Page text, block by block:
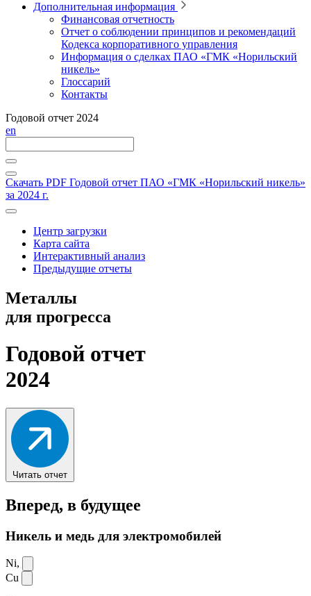
Дополнительная информация
Финансовая отчетность
Отчет о соблюдении принципов и рекомендаций
Кодекса корпоративного управления
Информация о сделках ПАО «ГМК «Норильский
никель»
Глоссарий
Контакты
Годовой отчет 2024
en
Скачать PDF Годовой отчет ПАО «ГМК «Норильский никель»
за 2024 г.
Центр загрузки
Карта сайта
Интерактивный анализ
Предыдущие отчеты
Металлы
для прогресса
Годовой отчет
2024
Читать отчет
Вперед, в будущее
Никель и медь для электромобилей
Ni,
Cu